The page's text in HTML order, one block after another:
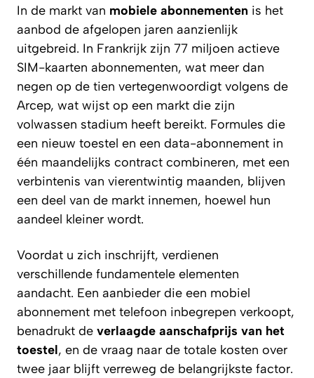
In de markt van mobiele abonnementen is het
aanbod de afgelopen jaren aanzienlijk
uitgebreid. In Frankrijk zijn 77 miljoen actieve
SIM-kaarten abonnementen, wat meer dan
negen op de tien vertegenwoordigt volgens de
Arcep, wat wijst op een markt die zijn
volwassen stadium heeft bereikt. Formules die
een nieuw toestel en een data-abonnement in
één maandelijks contract combineren, met een
verbintenis van vierentwintig maanden, blijven
een deel van de markt innemen, hoewel hun
aandeel kleiner wordt.
Voordat u zich inschrijft, verdienen
verschillende fundamentele elementen
aandacht. Een aanbieder die een mobiel
abonnement met telefoon inbegrepen verkoopt,
benadrukt de verlaagde aanschafprijs van het
toestel, en de vraag naar de totale kosten over
twee jaar blijft verreweg de belangrijkste factor.